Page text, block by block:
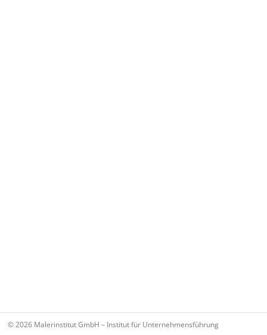
© 2026 Malerinstitut GmbH – Institut für Unternehmensführung